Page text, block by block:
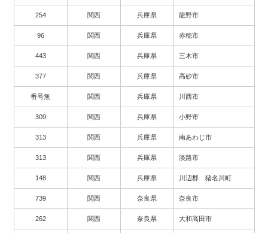
254 関西 兵庫県 龍野市
96 関西 兵庫県 赤穂市
443 関西 兵庫県 三木市
377 関西 兵庫県 高砂市
番号無 関西 兵庫県 川西市
309 関西 兵庫県 小野市
313 関西 兵庫県 南あわじ市
313 関西 兵庫県 淡路市
148 関西 兵庫県 川辺郡 猪名川町
739 関西 奈良県 奈良市
262 関西 奈良県 大和高田市